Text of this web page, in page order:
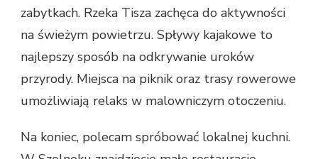
zabytkach. Rzeka Tisza zachęca do aktywności
na świeżym powietrzu. Spływy kajakowe to
najlepszy sposób na odkrywanie uroków
przyrody. Miejsca na piknik oraz trasy rowerowe
umożliwiają relaks w malowniczym otoczeniu.
Na koniec, polecam spróbować lokalnej kuchni.